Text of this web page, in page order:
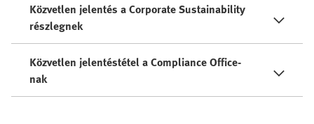
Közvetlen jelentés a Corporate Sustainability
részlegnek
Közvetlen jelentéstétel a Compliance Office-
nak